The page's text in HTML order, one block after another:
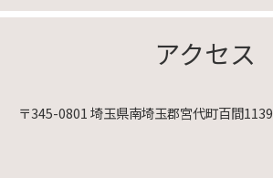
アクセス
〒345-0801 埼玉県南埼玉郡宮代町百間1139